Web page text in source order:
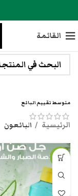
القائمة
متوسط تقييم البائع
الرئيسية البائعون
-19%